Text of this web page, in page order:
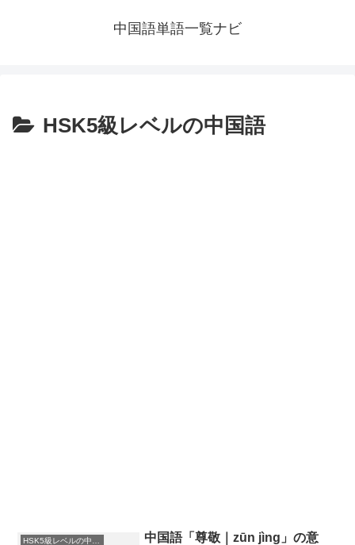
中国語単語一覧ナビ
HSK5級レベルの中国語
中国語「尊敬｜zūn jìng」の意